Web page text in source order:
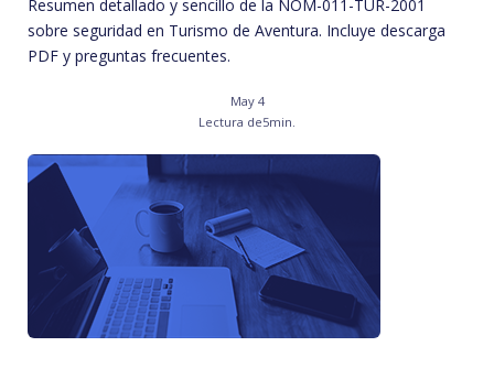
Resumen detallado y sencillo de la NOM-011-TUR-2001
sobre seguridad en Turismo de Aventura. Incluye descarga
PDF y preguntas frecuentes.
May 4
Lectura de5min.